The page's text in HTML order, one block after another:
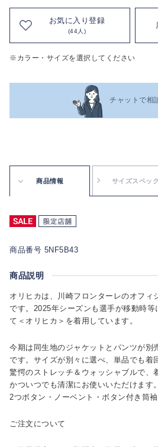
お気に入り登録
(44人)
※カラー・サイズを選択してください
チャットで相
商品情報 サイズスペック
商品番号 5NF5B43
商品説明
オリヒカは、川崎フロンターレのオフィ
です。2025年シーズンも選手が移動時等
て＜オリヒカ＞を着用しています。
今期は同生地のジャケットとパンツが別
です。サイズが別々に選べ、単品でも着
驚愕のストレッチ＆ウォッシャブルで、
かついつでも清潔にお使いいただけます。
2つボタン・ノーベント・ボタン付き筒
ご注文について